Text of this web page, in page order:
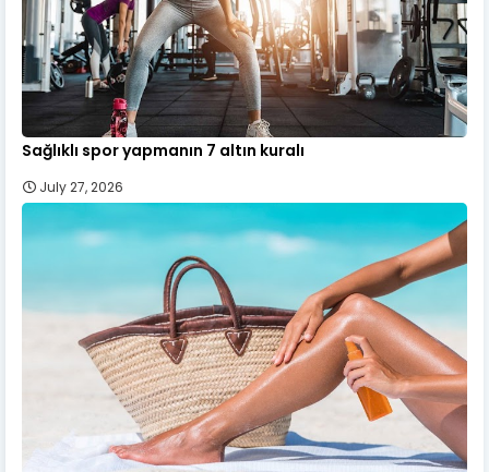
Sağlıklı spor yapmanın 7 altın kuralı
July 27, 2026